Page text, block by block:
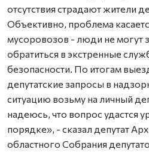
отсутствия страдают жители
Объективно, проблема
мусоровозов - люди не могут
обратиться в экстренные
безопасности. По итогам
депутатские запросы в
ситуацию возьму на личный
надеюсь, что вопрос удастся
порядке», - сказал депутат
областного Собрания